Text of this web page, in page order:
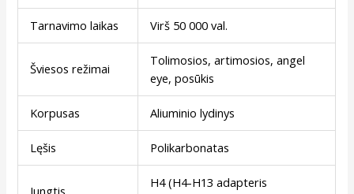
Tarnavimo laikas Virš 50 000 val.
Šviesos režimai
Tolimosios, artimosios, angel
eye, posūkis
Korpusas Aliuminio lydinys
Lęšis Polikarbonatas
H4 (H4-H13 adapteris